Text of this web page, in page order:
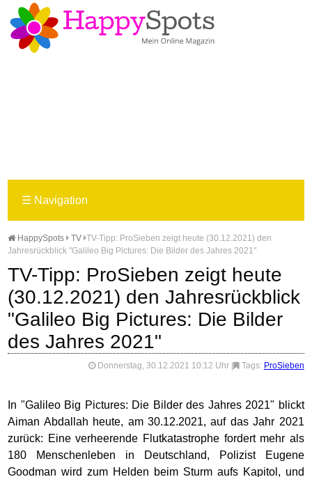
☰ Navigation
HappySpots TV TV-Tipp: ProSieben zeigt heute (30.12.2021) den
Jahresrückblick "Galileo Big Pictures: Die Bilder des Jahres 2021"
TV-Tipp: ProSieben zeigt heute
(30.12.2021) den Jahresrückblick
"Galileo Big Pictures: Die Bilder
des Jahres 2021"
Donnerstag, 30.12.2021 10:12 Uhr Tags: ProSieben
In "Galileo Big Pictures: Die Bilder des Jahres 2021" blickt
Aiman Abdallah heute, am 30.12.2021, auf das Jahr 2021
zurück: Eine verheerende Flutkatastrophe fordert mehr als
180 Menschenleben in Deutschland, Polizist Eugene
Goodman wird zum Helden beim Sturm aufs Kapitol, und